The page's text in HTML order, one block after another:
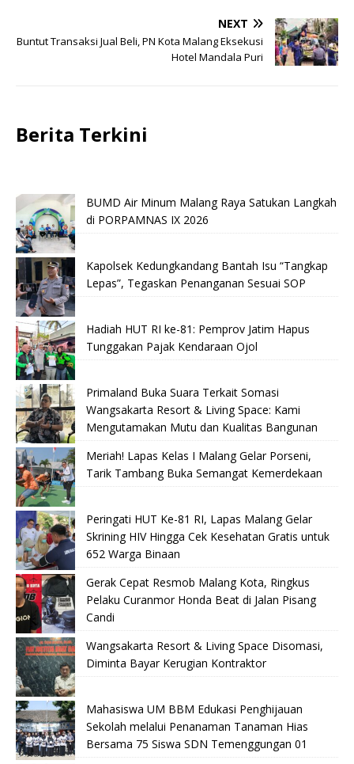
NEXT
Buntut Transaksi Jual Beli, PN Kota Malang Eksekusi
Hotel Mandala Puri
Berita Terkini
BUMD Air Minum Malang Raya Satukan Langkah
di PORPAMNAS IX 2026
Kapolsek Kedungkandang Bantah Isu “Tangkap
Lepas”, Tegaskan Penanganan Sesuai SOP
Hadiah HUT RI ke-81: Pemprov Jatim Hapus
Tunggakan Pajak Kendaraan Ojol
Primaland Buka Suara Terkait Somasi
Wangsakarta Resort & Living Space: Kami
Mengutamakan Mutu dan Kualitas Bangunan
Meriah! Lapas Kelas I Malang Gelar Porseni,
Tarik Tambang Buka Semangat Kemerdekaan
Peringati HUT Ke-81 RI, Lapas Malang Gelar
Skrining HIV Hingga Cek Kesehatan Gratis untuk
652 Warga Binaan
Gerak Cepat Resmob Malang Kota, Ringkus
Pelaku Curanmor Honda Beat di Jalan Pisang
Candi
Wangsakarta Resort & Living Space Disomasi,
Diminta Bayar Kerugian Kontraktor
Mahasiswa UM BBM Edukasi Penghijauan
Sekolah melalui Penanaman Tanaman Hias
Bersama 75 Siswa SDN Temenggungan 01